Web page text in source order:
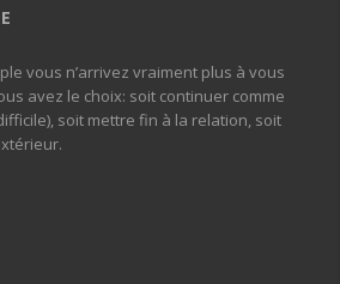
vous n’arrivez vraiment plus à vous
avez le choix: soit continuer comme
soit mettre fin à la relation, soit